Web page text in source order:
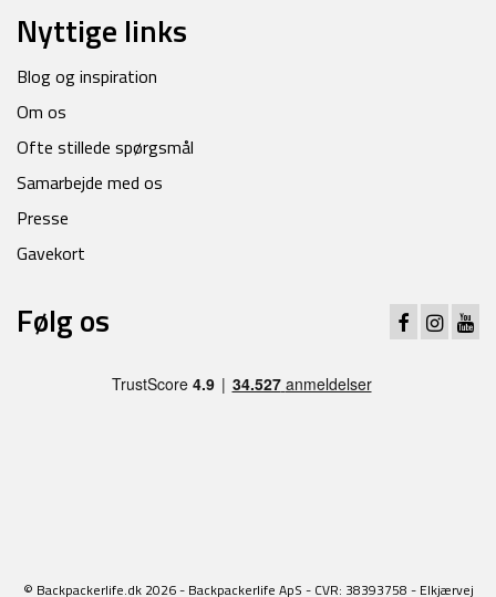
Nyttige links
Blog og inspiration
Om os
Ofte stillede spørgsmål
Samarbejde med os
Presse
Gavekort
Følg os
© Backpackerlife.dk 2026 - Backpackerlife ApS - CVR: 38393758 - Elkjærvej